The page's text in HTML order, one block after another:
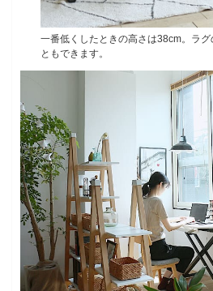
一番低くしたときの高さは38cm。ラグ
ともできます。